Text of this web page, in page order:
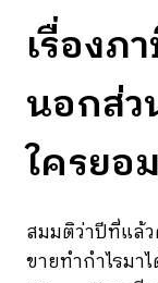
เรื่อง
นอกส่ว
ใครย
สมมติว่าปีที่แล้
ขายทำกำไรมา